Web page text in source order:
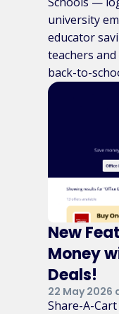
university
educator
teachers
back-to-
New
Money
Deals!
22 May 2026
Share-A-